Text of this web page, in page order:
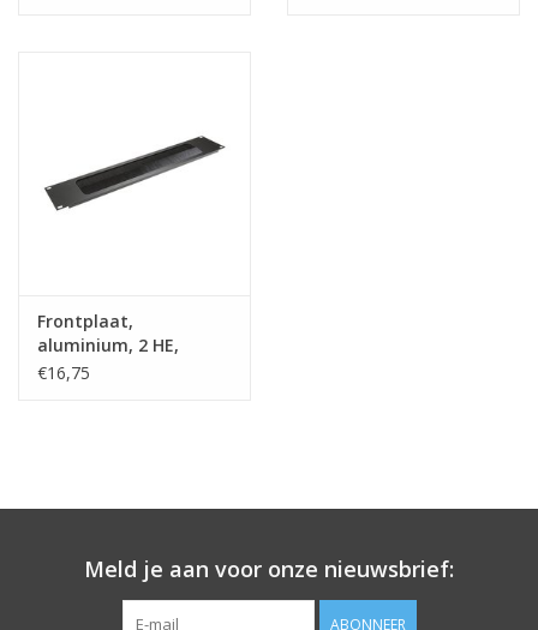
Frontplaat,
aluminium, 2 HE,
kabeldoorvoer
€16,75
Meld je aan voor onze nieuwsbrief:
ABONNEER